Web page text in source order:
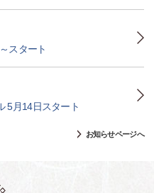
スタート
5月14日スタート
お知らせページへ